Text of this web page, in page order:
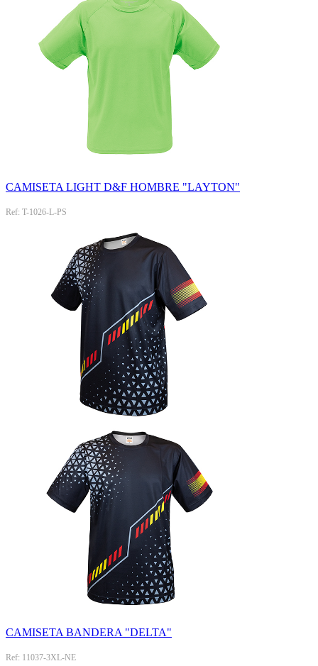
CAMISETA LIGHT D&F HOMBRE "LAYTON"
Ref: T-1026-L-PS
CAMISETA BANDERA "DELTA"
Ref: 11037-3XL-NE